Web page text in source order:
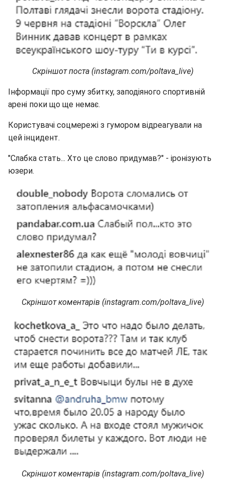
Скріншот поста (instagram.com/poltava_live)
Інформації про суму збитку, заподіяного спортивній
арені поки що ще немає.
Користувачі соцмережі з гумором відреагували на
цей інцидент.
"Слабка стать... Хто це слово придумав?" - іронізують
юзери.
Скріншот коментарів (instagram.com/poltava_live)
Скріншот коментарів (instagram.com/poltava_live)